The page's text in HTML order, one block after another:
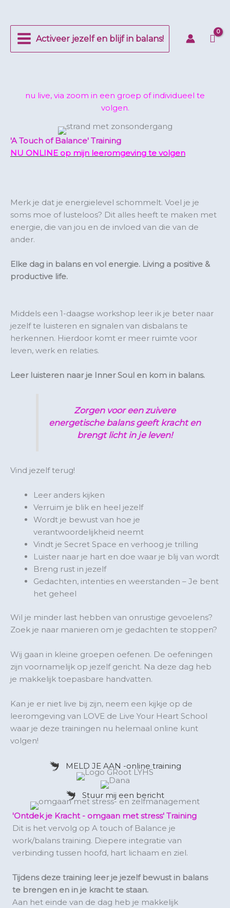
inhoud
Activeer jezelf en blijf in balans!
nu live, via zoom in een groep of individueel te
volgen.
'A Touch of Balance' Training
NU ONLINE op mijn leeromgeving te volgen
Merk je dat je energielevel schommelt. Voel je je
soms moe of lusteloos? Dit alles heeft te maken met
energie, die van jou en de invloed van die van de
ander.
Elke dag in balans en vol energie. Living a positive &
productive life.
Middels een 1-daagse workshop leer ik je beter naar
jezelf te luisteren en signalen van disbalans te
herkennen. Hierdoor komt er meer ruimte voor
leven, werk en relaties.
Leer luisteren naar je Inner Soul en kom in balans.
Zorgen voor een zuivere
energetische balans geeft kracht en
brengt licht in je leven!
Vind jezelf terug!
Leer anders kijken
Verruim je blik en heel jezelf
Wordt je bewust van hoe je
verantwoordelijkheid neemt
Vindt je Secret Space en verhoog je trilling
Luister naar je hart en doe waar je blij van wordt
Breng rust in jezelf
Gedachten, intenties en weerstanden – Je bent
het geheel
Wil je minder last hebben van onrustige gevoelens?
Zoek je naar manieren om je gedachten te stoppen?
Wij gaan in kleine groepen oefenen. De oefeningen
zijn voornamelijk op jezelf gericht. Na deze dag heb
je makkelijk toepasbare handvatten.
Kan je er niet live bij zijn, neem een kijkje op de
leeromgeving van LOVE de Live Your Heart School
waar je deze trainingen nu helemaal online kunt
volgen!
MELD JE AAN -online training
Stuur mij een bericht
'Ontdek je Kracht - omgaan met stress' Training
Dit is het vervolg op A touch of Balance je
work/balans training. Diepere integratie van
verbinding tussen hoofd, hart lichaam en ziel.
Tijdens deze training leer je jezelf bewust in balans
te brengen en in je kracht te staan.
Aan het einde van de dag heb je makkelijk